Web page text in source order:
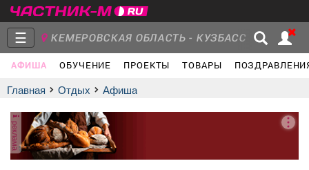
☰ КЕМЕРОВСКАЯ ОБЛАСТЬ - КУЗБАСС
АФИША ОБУЧЕНИЕ ПРОЕКТЫ ТОВАРЫ
Главная
Группы
Объявления Недвижимость Услуги
Главная Отдых афиша
реклама